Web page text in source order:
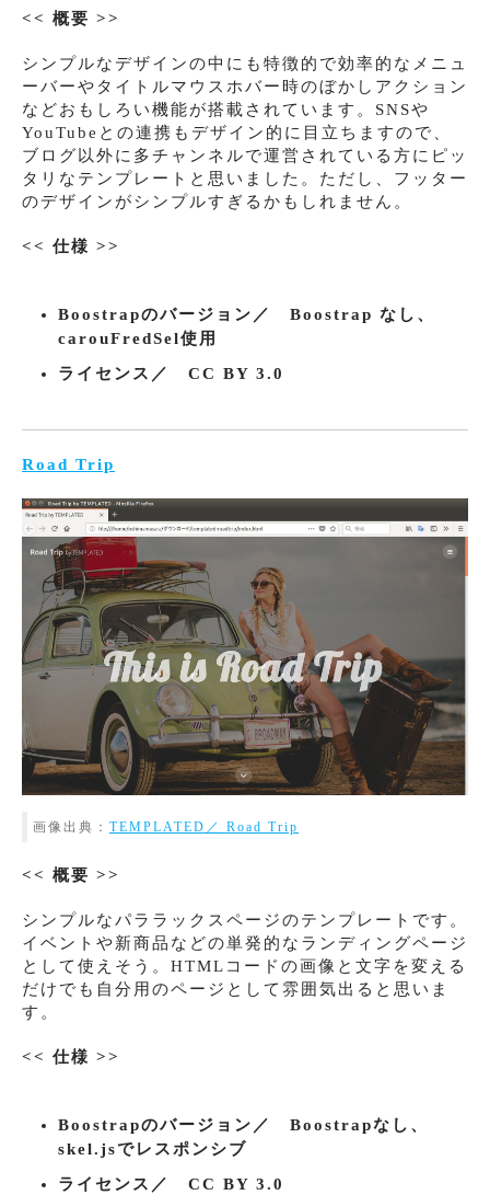
<< 概要 >>
シンプルなデザインの中にも特徴的で効率的なメニュ
ーバーやタイトルマウスホバー時のぼかしアクション
などおもしろい機能が搭載されています。SNSや
YouTubeとの連携もデザイン的に目立ちますので、
ブログ以外に多チャンネルで運営されている方にピッ
タリなテンプレートと思いました。ただし、フッター
のデザインがシンプルすぎるかもしれません。
<< 仕様 >>
Boostrapのバージョン／ Boostrap なし、
carouFredSel使用
ライセンス／ CC BY 3.0
Road Trip
画像出典： TEMPLATED／ Road Trip
<< 概要 >>
シンプルなパララックスページのテンプレートです。
イベントや新商品などの単発的なランディングページ
として使えそう。HTMLコードの画像と文字を変える
だけでも自分用のページとして雰囲気出ると思いま
す。
<< 仕様 >>
Boostrapのバージョン／ Boostrapなし、
skel.jsでレスポンシブ
ライセンス／ CC BY 3.0